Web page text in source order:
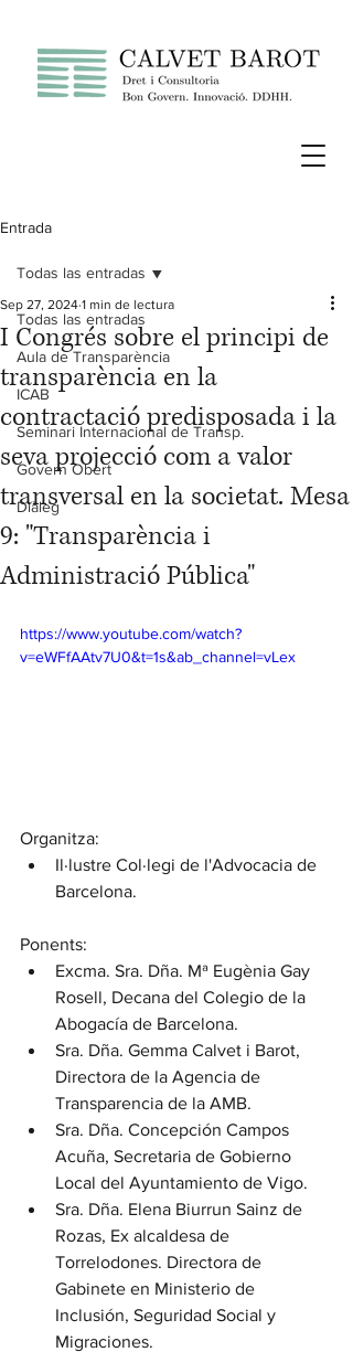
Entrada
Todas las entradas
Aula de Transparència
ICAB
Seminari Internacional de Transp.
Govern Obert
Diàleg
Todas las entradas
I Congrés sobre el principi de
transparència en la
contractació predisposada i la
seva projecció com a valor
transversal en la societat. Mesa
9: "Transparència i
Administració Pública"
Sep 27, 2024 1 min de lectura
https://www.youtube.com/watch?
v=eWFfAAtv7U0&t=1s&ab_channel=vLex
Organitza:
Il·lustre Col·legi de l'Advocacia de
Barcelona.
Ponents:
Excma. Sra. Dña. Mª Eugènia Gay
Rosell, Decana del Colegio de la
Abogacía de Barcelona.
Sra. Dña. Gemma Calvet i Barot,
Directora de la Agencia de
Transparencia de la AMB.
Sra. Dña. Concepción Campos
Acuña, Secretaria de Gobierno
Local del Ayuntamiento de Vigo.
Sra. Dña. Elena Biurrun Sainz de
Rozas, Ex alcaldesa de
Torrelodones. Directora de
Gabinete en Ministerio de
Inclusión, Seguridad Social y
Migraciones.